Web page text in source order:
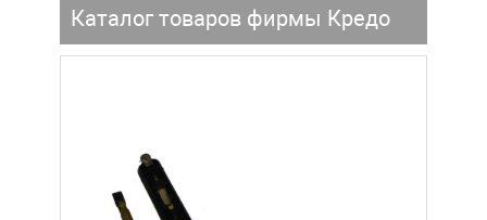
Каталог товаров фирмы Кредо